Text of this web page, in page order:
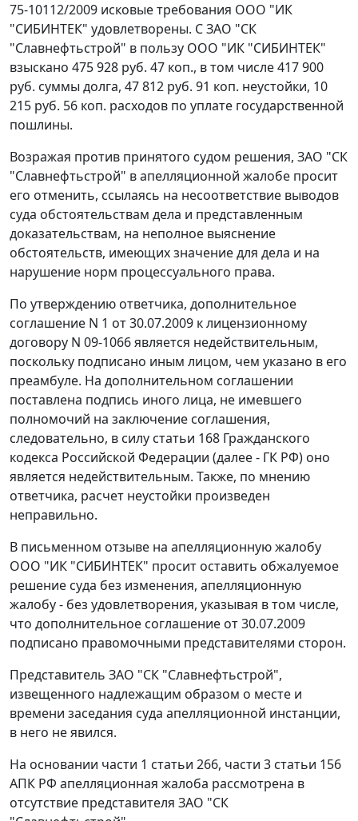
75-10112/2009 исковые требования ООО "ИК
"СИБИНТЕК" удовлетворены. С ЗАО "СК
"Славнефтьстрой" в пользу ООО "ИК "СИБИНТЕК"
взыскано 475 928 руб. 47 коп., в том числе 417 900
руб. суммы долга, 47 812 руб. 91 коп. неустойки, 10
215 руб. 56 коп. расходов по уплате государственной
пошлины.
Возражая против принятого судом решения, ЗАО "СК
"Славнефтьстрой" в апелляционной жалобе просит
его отменить, ссылаясь на несоответствие выводов
суда обстоятельствам дела и представленным
доказательствам, на неполное выяснение
обстоятельств, имеющих значение для дела и на
нарушение норм процессуального права.
По утверждению ответчика, дополнительное
соглашение N 1 от 30.07.2009 к лицензионному
договору N 09-1066 является недействительным,
поскольку подписано иным лицом, чем указано в его
преамбуле. На дополнительном соглашении
поставлена подпись иного лица, не имевшего
полномочий на заключение соглашения,
следовательно, в силу статьи 168 Гражданского
кодекса Российской Федерации (далее - ГК РФ) оно
является недействительным. Также, по мнению
ответчика, расчет неустойки произведен
неправильно.
В письменном отзыве на апелляционную жалобу
ООО "ИК "СИБИНТЕК" просит оставить обжалуемое
решение суда без изменения, апелляционную
жалобу - без удовлетворения, указывая в том числе,
что дополнительное соглашение от 30.07.2009
подписано правомочными представителями сторон.
Представитель ЗАО "СК "Славнефтьстрой",
извещенного надлежащим образом о месте и
времени заседания суда апелляционной инстанции,
в него не явился.
На основании части 1 статьи 266, части 3 статьи 156
АПК РФ апелляционная жалоба рассмотрена в
отсутствие представителя ЗАО "СК